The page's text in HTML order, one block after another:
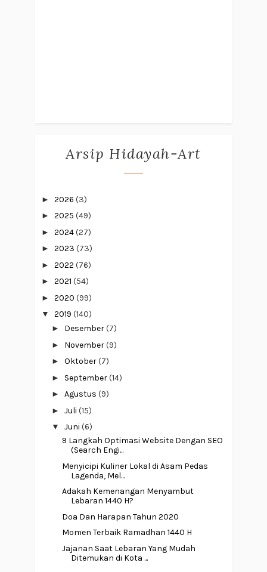
Arsip Hidayah-Art
► 2026 (3)
► 2025 (49)
► 2024(27)
► 2023 (73)
► 2022 (76)
► 2021 (54)
► 2020 (99)
▼ 2019 (140)
► Desember(7)
► November(9)
► Oktober(7)
► September(14)
► Agustus (9)
► Juli (15)
▼ Juni (6)
9 Langkah Optimasi Website Dengan SEO
(Search Engi...
Menyicipi Kuliner Lokal di Asam Pedas
Lagenda, Mel...
Adakah Kemenangan Menyambut
Lebaran 1440 H?
Doa Dan Harapan Tahun 2020
Momen Terbaik Ramadhan 1440 H
Jajanan Saat Lebaran Yang Mudah
Ditemukan di Kota ...